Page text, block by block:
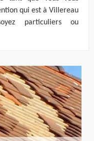
qui est à Villereau
particuliers ou